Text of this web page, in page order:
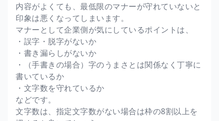
内容がよくても、最低限のマナーが守れていないと
印象は悪くなってしまいます。
マナーとして企業側が気にしているポイントは、
・誤字・脱字がないか
・書き漏らしがないか
・（手書きの場合）字のうまさとは関係なく丁寧に
書いているか
・文字数を守れているか
などです。
文字数は、指定文字数がない場合は枠の8割以上を